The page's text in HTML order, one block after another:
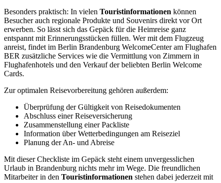
Besonders praktisch: In vielen Touristinformationen können
Besucher auch regionale Produkte und Souvenirs direkt vor Ort
erwerben. So lässt sich das Gepäck für die Heimreise ganz
entspannt mit Erinnerungsstücken füllen. Wer mit dem Flugzeug
anreist, findet im Berlin Brandenburg WelcomeCenter am Flughafen
BER zusätzliche Services wie die Vermittlung von Zimmern in
Flughafenhotels und den Verkauf der beliebten Berlin Welcome
Cards.
Zur optimalen Reisevorbereitung gehören außerdem:
Überprüfung der Gültigkeit von Reisedokumenten
Abschluss einer Reiseversicherung
Zusammenstellung einer Packliste
Information über Wetterbedingungen am Reiseziel
Planung der An- und Abreise
Mit dieser Checkliste im Gepäck steht einem unvergesslichen
Urlaub in Brandenburg nichts mehr im Wege. Die freundlichen
Mitarbeiter in den Touristinformationen stehen dabei jederzeit mit